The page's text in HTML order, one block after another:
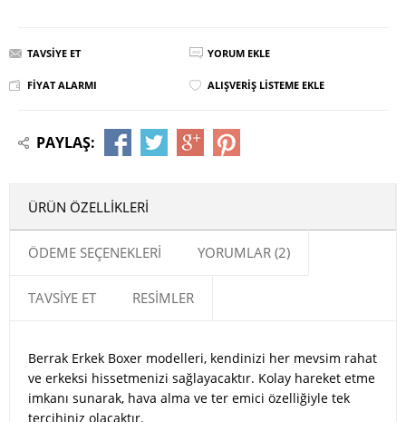
TAVSIYE ET YORUM EKLE
FIYAT ALARMI ALIŞVERIŞ LISTEME EKLE
PAYLAŞ:
ÜRÜN ÖZELLIKLERI
ÖDEME SEÇENEKLERI YORUMLAR (2)
TAVSIYE ET RESIMLER
​Berrak Erkek Boxer modelleri, kendinizi her mevsim rahat
ve erkeksi hissetmenizi sağlayacaktır. Kolay hareket etme
imkanı sunarak, hava alma ve ter emici özelliğiyle tek
tercihiniz olacaktır.